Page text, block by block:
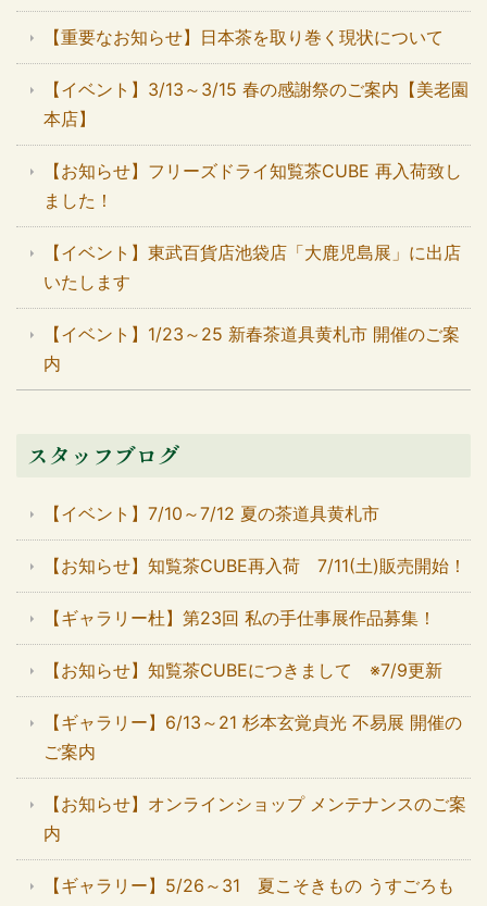
【重要なお知らせ】日本茶を取り巻く現状について
【イベント】3/13～3/15 春の感謝祭のご案内【美老園
本店】
【お知らせ】フリーズドライ知覧茶CUBE 再入荷致し
ました！
【イベント】東武百貨店池袋店「大鹿児島展」に出店
いたします
【イベント】1/23～25 新春茶道具黄札市 開催のご案
内
スタッフブログ
【イベント】7/10～7/12 夏の茶道具黄札市
【お知らせ】知覧茶CUBE再入荷 7/11(土)販売開始！
【ギャラリー杜】第23回 私の手仕事展作品募集！
【お知らせ】知覧茶CUBEにつきまして ※7/9更新
【ギャラリー】6/13～21 杉本玄覚貞光 不易展 開催の
ご案内
【お知らせ】オンラインショップ メンテナンスのご案
内
【ギャラリー】5/26～31 夏こそきもの うすごろも